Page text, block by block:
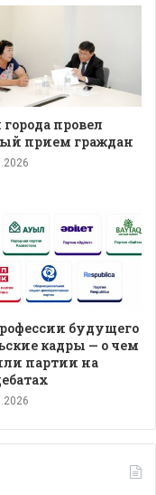
провел
прием граждан
будущего
кадры — о чем
партии на